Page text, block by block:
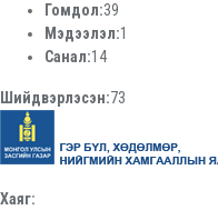
Гомдол:39
Мэдээлэл:1
Санал:14
Шийдвэрлэсэн:73
Хаяг: